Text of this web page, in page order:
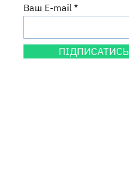
Ваш E-mail
ПІДПИСАТИСЬ